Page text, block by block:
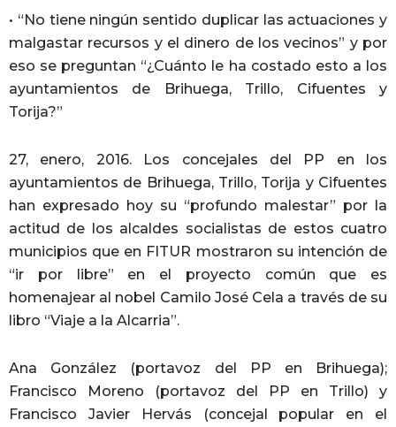
• “No tiene ningún sentido duplicar las actuaciones y
malgastar recursos y el dinero de los vecinos” y por
eso se preguntan “¿Cuánto le ha costado esto a los
ayuntamientos de Brihuega, Trillo, Cifuentes y
Torija?”
27, enero, 2016. Los concejales del PP en los
ayuntamientos de Brihuega, Trillo, Torija y Cifuentes
han expresado hoy su “profundo malestar” por la
actitud de los alcaldes socialistas de estos cuatro
municipios que en FITUR mostraron su intención de
“ir por libre” en el proyecto común que es
homenajear al nobel Camilo José Cela a través de su
libro “Viaje a la Alcarria”.
Ana González (portavoz del PP en Brihuega);
Francisco Moreno (portavoz del PP en Trillo) y
Francisco Javier Hervás (concejal popular en el